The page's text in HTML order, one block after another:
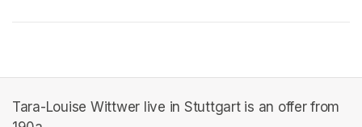
Tara-Louise Wittwer live in Stuttgart is an offer from